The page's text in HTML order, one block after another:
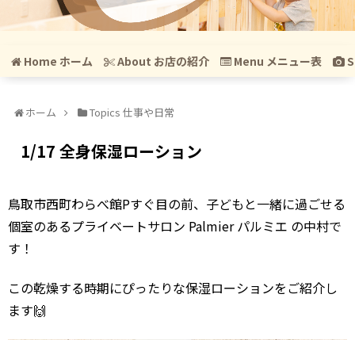
Home ホーム About お店の紹介 Menu メニュー表
ホーム Topics 仕事や日常
1/17 全身保湿ローション
鳥取市西町わらべ館Pすぐ目の前、子どもと一緒に過ごせる
個室のあるプライベートサロン Palmier パルミエ の中村で
す！
この乾燥する時期にぴったりな保湿ローションをご紹介し
ます🙌